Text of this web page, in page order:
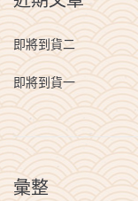
即將到貨二
即將到貨一
彙整